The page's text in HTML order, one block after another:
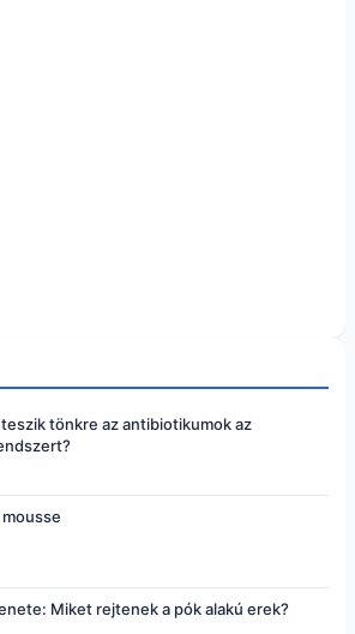
tönkre az antibiotikumok az
Miket rejtenek a pók alakú erek?